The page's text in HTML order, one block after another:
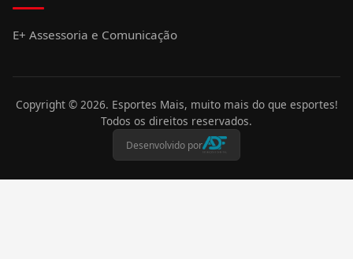
E+ Assessoria e Comunicação
Copyright © 2026. Esportes Mais, muito mais do que esportes!
Todos os direitos reservados.
Desenvolvido por